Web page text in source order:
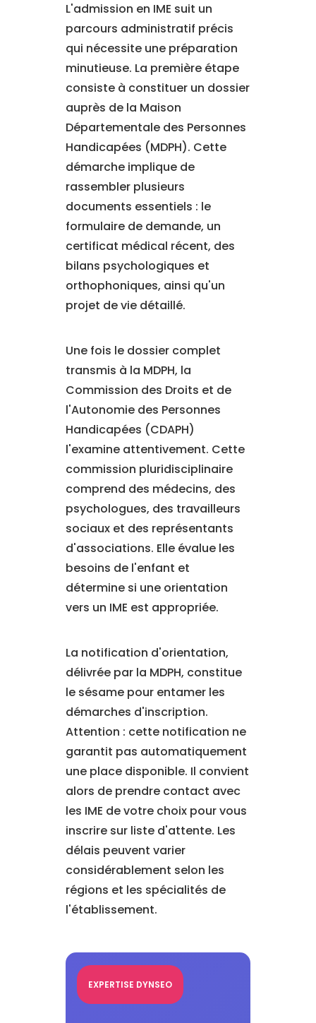
L'admission en IME suit un
parcours administratif précis
qui nécessite une préparation
minutieuse. La première étape
consiste à constituer un dossier
auprès de la Maison
Départementale des Personnes
Handicapées (MDPH). Cette
démarche implique de
rassembler plusieurs
documents essentiels : le
formulaire de demande, un
certificat médical récent, des
bilans psychologiques et
orthophoniques, ainsi qu'un
projet de vie détaillé.
Une fois le dossier complet
transmis à la MDPH, la
Commission des Droits et de
l'Autonomie des Personnes
Handicapées (CDAPH)
l'examine attentivement. Cette
commission pluridisciplinaire
comprend des médecins, des
psychologues, des travailleurs
sociaux et des représentants
d'associations. Elle évalue les
besoins de l'enfant et
détermine si une orientation
vers un IME est appropriée.
La notification d'orientation,
délivrée par la MDPH, constitue
le sésame pour entamer les
démarches d'inscription.
Attention : cette notification ne
garantit pas automatiquement
une place disponible. Il convient
alors de prendre contact avec
les IME de votre choix pour vous
inscrire sur liste d'attente. Les
délais peuvent varier
considérablement selon les
régions et les spécialités de
l'établissement.
EXPERTISE DYNSEO